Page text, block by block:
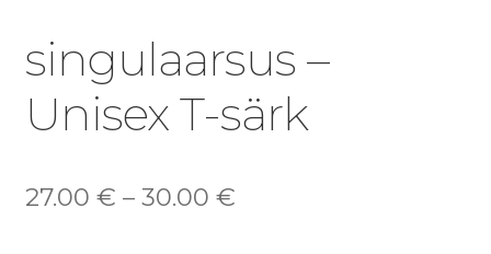
singulaarsus –
Unisex T-särk
27.00 € – 30.00 €